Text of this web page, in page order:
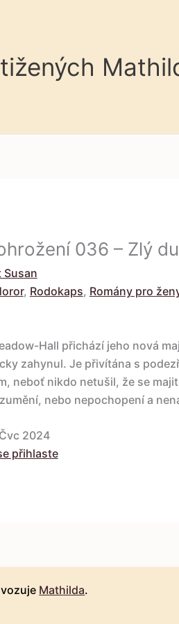
036 – Zlý
Susan
, Rodokaps, Romány pro
Hall přichází jeho nová
zahynul. Je přivítána s
neboť nikdo netušil, že se
nebo nepochopení a
2024
přihlaste
Mathilda.